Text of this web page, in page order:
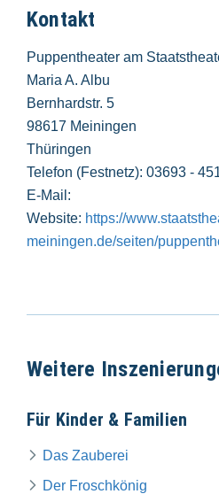
Kontakt
Puppentheater am
Maria A. Albu
Bernhardstr. 5
98617 Meiningen
Thüringen
Telefon (Festnetz): 03693 -
E-Mail:
Website: https://
meiningen.de/seiten/
Weitere
Für Kinder & Familien
Das Zauberei
Der Froschkönig